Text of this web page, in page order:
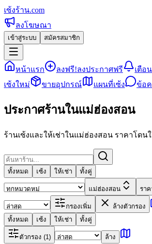
เซ้งร้าน.com
ลงโฆษณา
เข้าสู่ระบบ สมัครสมาชิก
หน้าแรก ลงฟรี!ลงประกาศฟรี เตือ
เซ้งใหม่
ขายอุปกรณ์ แผนที่เซ้ง ข้อ
ประกาศร้านในแม่ฮ่องสอน
ร้านเซ้งและให้เช่าในแม่ฮ่องสอน ราคาโดน
ทั้งหมด เซ้ง ให้เช่า ทั้งคู่
แม่ฮ่องสอน ราค
กรองเพิ่ม ล้างตัวกรอง
ทั้งหมด เซ้ง ให้เช่า ทั้งคู่
ตัวกรอง (1) ล้าง